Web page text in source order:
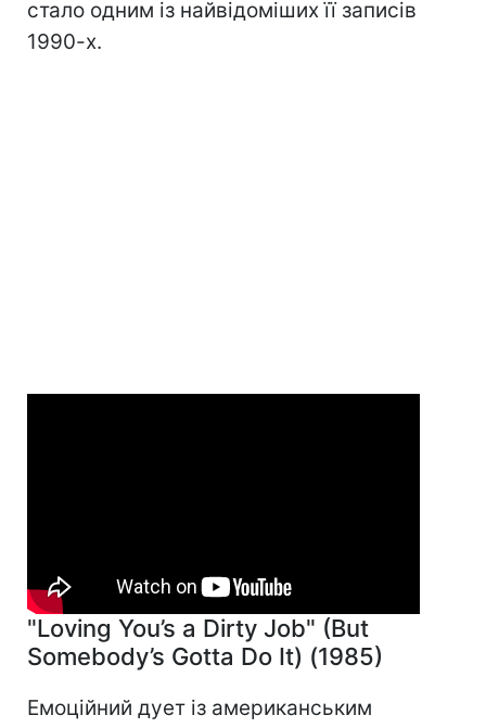
стало одним із найвідоміших її записів
1990-х.
"Loving You’s a Dirty Job" (But
Somebody’s Gotta Do It) (1985)
Емоційний дует із американським